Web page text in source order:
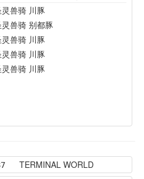
兽骑 川豚
兽骑 别都豚
兽骑 川豚
兽骑 川豚
兽骑 川豚
TERMINAL WORLD